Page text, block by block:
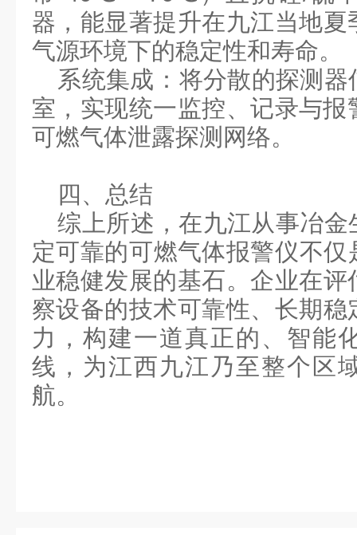
器，能显著提升在九江当地
气源环境下的稳定性和寿命。
系统集成 ：将分散的探测
室，实现统一监控、记录与
可燃气体泄露探测 网络。
四、总结
综上所述，在九江从事冶
定可靠的‌可燃气体报警仪不仅
业稳健发展的基石。企业在
察设备的技术可靠性、长期
力，构建一道真正的、智能
线，为江西九江乃至整个区
航。